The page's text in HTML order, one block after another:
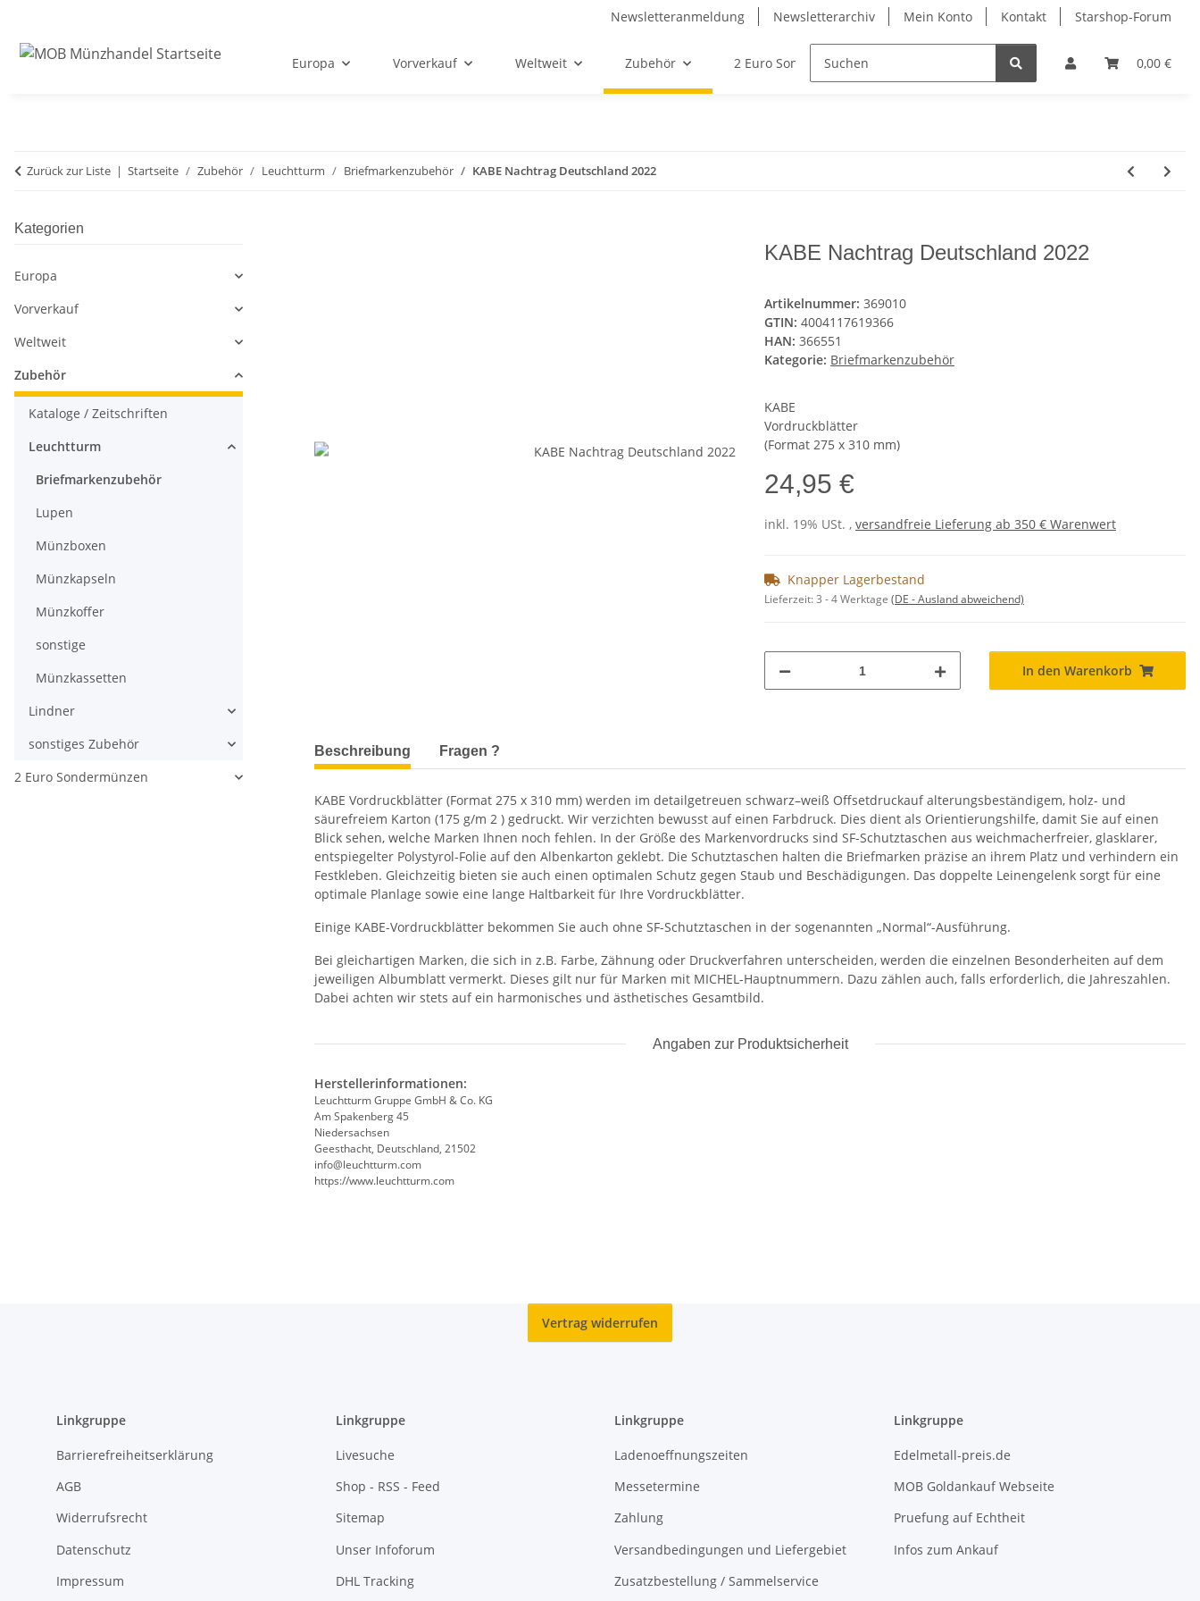
Newsletteranmeldung Newsletterarchiv Mein Konto Kontakt Starshop-Forum
0,00 €
Europa Vorverkauf Weltweit Zubehör 2 Euro Sondermünzen
Zurück zur Liste Startseite Zubehör Leuchtturm Briefmarkenzubehör KABE Nachtrag Deutschland 2022
KABE Nachtrag Deutschland 2022
Artikelnummer: 369010
GTIN: 4004117619366
HAN: 366551
Kategorie: Briefmarkenzubehör
KABE
Vordruckblätter
(Format 275 x 310 mm)
24,95 €
inkl. 19% USt. , versandfreie Lieferung ab 350 € Warenwert
Knapper Lagerbestand
Lieferzeit:3 - 4 Werktage (DE - Ausland abweichend)
In den Warenkorb
weitere Registerkarten anzeigen
Beschreibung Fragen ?
KABE Vordruckblätter (Format 275 x 310 mm) werden im detailgetreuen schwarz–weiß Offsetdruckauf alterungsbeständigem, holz- und
säurefreiem Karton (175 g/m 2 ) gedruckt. Wir verzichten bewusst auf einen Farbdruck. Dies dient als Orientierungshilfe, damit Sie auf einen
Blick sehen, welche Marken Ihnen noch fehlen. In der Größe des Markenvordrucks sind SF-Schutztaschen aus weichmacherfreier, glasklarer,
entspiegelter Polystyrol-Folie auf den Albenkarton geklebt. Die Schutztaschen halten die Briefmarken präzise an ihrem Platz und verhindern ein
Festkleben. Gleichzeitig bieten sie auch einen optimalen Schutz gegen Staub und Beschädigungen. Das doppelte Leinengelenk sorgt für eine
optimale Planlage sowie eine lange Haltbarkeit für Ihre Vordruckblätter.
Einige KABE-Vordruckblätter bekommen Sie auch ohne SF-Schutztaschen in der sogenannten „Normal“-Ausführung.
Bei gleichartigen Marken, die sich in z.B. Farbe, Zähnung oder Druckverfahren unterscheiden, werden die einzelnen Besonderheiten auf dem
jeweiligen Albumblatt vermerkt. Dieses gilt nur für Marken mit MICHEL-Hauptnummern. Dazu zählen auch, falls erforderlich, die Jahreszahlen.
Dabei achten wir stets auf ein harmonisches und ästhetisches Gesamtbild.
Angaben zur Produktsicherheit
Herstellerinformationen:
Leuchtturm Gruppe GmbH & Co. KG
Am Spakenberg 45
Niedersachsen
Geesthacht, Deutschland, 21502
info@leuchtturm.com
https://www.leuchtturm.com
Kategorien
Europa
Vorverkauf
Weltweit
Zubehör
Kataloge / Zeitschriften
Leuchtturm
Briefmarkenzubehör
Lupen
Münzboxen
Münzkapseln
Münzkoffer
sonstige
Münzkassetten
Lindner
sonstiges Zubehör
2 Euro Sondermünzen
Vertrag widerrufen
Linkgruppe
Barrierefreiheitserklärung
AGB
Widerrufsrecht
Datenschutz
Impressum
Linkgruppe
Livesuche
Shop - RSS - Feed
Sitemap
Unser Infoforum
DHL Tracking
Linkgruppe
Ladenoeffnungszeiten
Messetermine
Zahlung
Versandbedingungen und Liefergebiet
Zusatzbestellung / Sammelservice
Linkgruppe
Edelmetall-preis.de
MOB Goldankauf Webseite
Pruefung auf Echtheit
Infos zum Ankauf